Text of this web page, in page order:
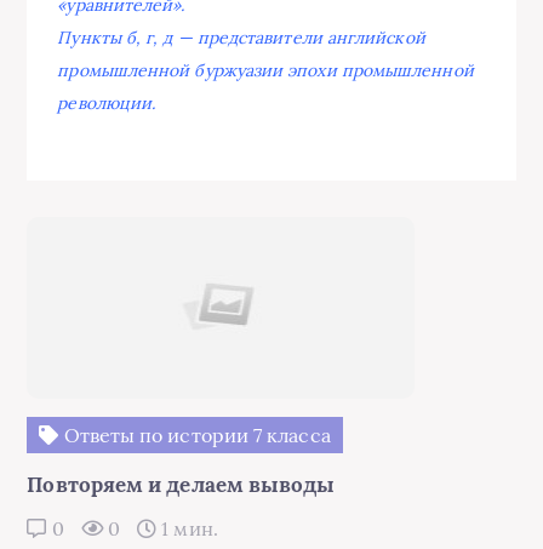
«уравнителей».
Пункты б, г, д — представители английской
промышленной буржуазии эпохи промышленной
революции.
Ответы по истории 7 класса
Повторяем и делаем выводы
0 0 1 мин.